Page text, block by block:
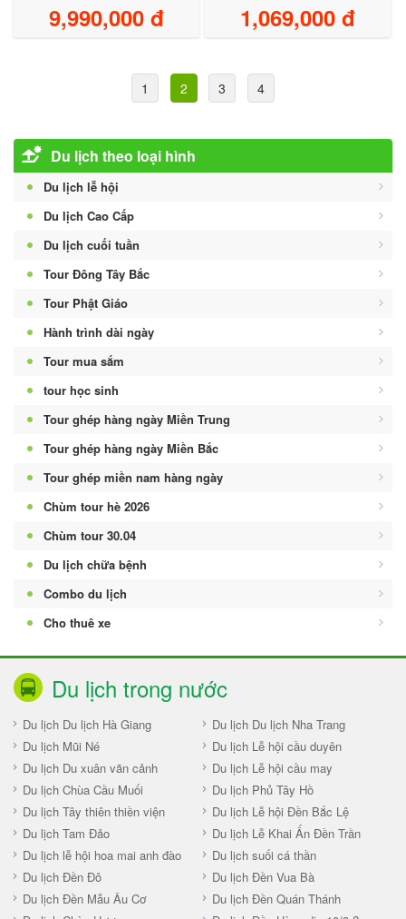
9,990,000 đ 1,069,000 đ
1 2 3 4
Du lịch theo loại hình
Du lịch lễ hội
Du lịch Cao Cấp
Du lịch cuối tuần
Tour Đông Tây Bắc
Tour Phật Giáo
Hành trình dài ngày
Tour mua sắm
tour học sinh
Tour ghép hàng ngày Miền Trung
Tour ghép hàng ngày Miền Bắc
Tour ghép miền nam hàng ngày
Chùm tour hè 2026
Chùm tour 30.04
Du lịch chữa bệnh
Combo du lịch
Cho thuê xe
Du lịch trong nước
Du lịch Du lịch Hà Giang
Du lịch Du lịch Nha Trang
Du lịch Mũi Né
Du lịch Lễ hội cầu duyên
Du lịch Du xuân vãn cảnh
Du lịch Lễ hội cầu may
Du lịch Chùa Cầu Muối
Du lịch Phủ Tây Hồ
Du lịch Tây thiên thiền viện
Du lịch Lễ hội Đền Bắc Lệ
Du lịch Tam Đảo
Du lịch Lễ Khai Ấn Đền Trần
Du lịch lễ hội hoa mai anh đào
Du lịch suối cá thần
Du lịch Đền Đô
Du lịch Đền Vua Bà
Du lịch Đền Mẫu Âu Cơ
Du lịch Đền Quán Thánh